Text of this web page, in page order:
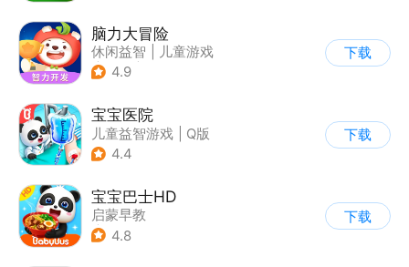
脑力大冒险
休闲益智
儿童游戏
| 卡通
4.9
下载
宝宝医院
儿童益智游戏
Q版
4.4
下载
宝宝巴士HD
启蒙早教
| 儿童益智游戏
4.8
下载